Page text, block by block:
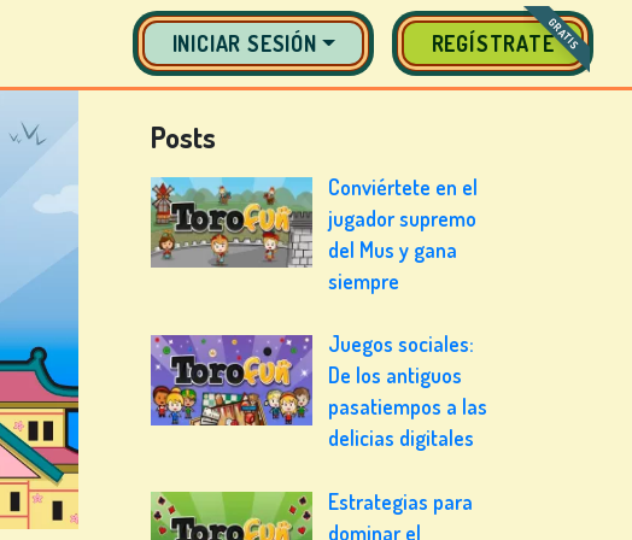
INICIAR SESIÓN REGÍSTRATEGRATIS
Posts
Conviértete en el
jugador supremo
del Mus y gana
siempre
Juegos sociales:
De los antiguos
pasatiempos a las
delicias digitales
Estrategias para
dominar el